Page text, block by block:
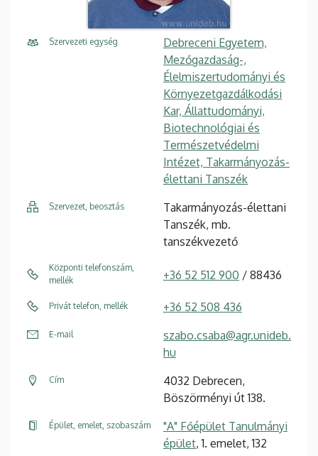
Szervezeti egység
Debreceni Egyetem,
Mezőgazdaság-,
Élelmiszertudományi és
Környezetgazdálkodási
Kar, Állattudományi,
Biotechnológiai és
Természetvédelmi
Intézet, Takarmányozás-
élettani Tanszék
Szervezet, beosztás
Takarmányozás-élettani
Tanszék, mb.
tanszékvezető
Központi telefonszám,
mellék
+36 52 512 900 / 88436
Privát telefon, mellék +36 52 508 436
E-mail
szabo.csaba@agr.unideb.
hu
Cím
4032 Debrecen,
Böszörményi út 138.
Épület, emelet, szobaszám
"A" Főépület Tanulmányi
épület, 1. emelet, 132